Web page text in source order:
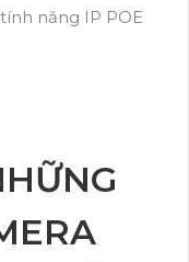
năng IP POE